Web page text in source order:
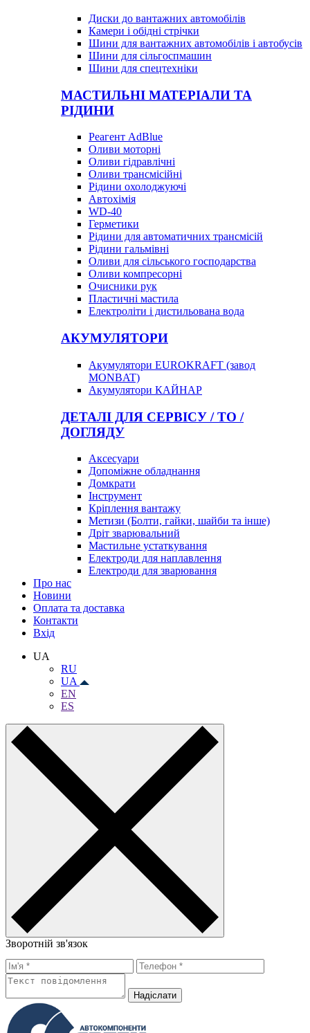
Диски до вантажних автомобілів
Камери і обідні стрічки
Шини для вантажних автомобілів і автобусів
Шини для сільгоспмашин
Шини для спецтехніки
МАСТИЛЬНІ МАТЕРІАЛИ ТА
РІДИНИ
Реагент AdBlue
Оливи моторні
Оливи гідравлічні
Оливи трансмісійні
Рідини охолоджуючі
Автохімія
WD-40
Герметики
Рідини для автоматичних трансмісій
Рідини гальмівні
Оливи для сільського господарства
Оливи компресорні
Очисники рук
Пластичні мастила
Електроліти і дистильована вода
АКУМУЛЯТОРИ
Акумулятори EUROKRAFT (завод
MONBAT)
Акумулятори КАЙНАР
ДЕТАЛІ ДЛЯ СЕРВІСУ / ТО /
ДОГЛЯДУ
Аксесуари
Допоміжне обладнання
Домкрати
Інструмент
Кріплення вантажу
Метизи (Болти, гайки, шайби та інше)
Дріт зварювальний
Мастильне устаткування
Електроди для наплавлення
Електроди для зварювання
Про нас
Новини
Оплата та доставка
Контакти
Вхiд
UA
RU
UA
EN
ES
Зворотній зв'язок
Надiслати